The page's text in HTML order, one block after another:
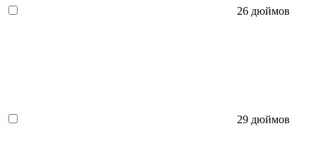
26 дюймов
29 дюймов